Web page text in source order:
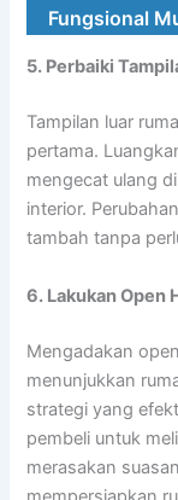
Fungsional
5. Perbaiki
Tampilan luar
pertama.
mengecat ulang
interior.
tambah tanpa
6. Lakukan Open
Mengadakan
menunjukkan
strategi yang
pembeli untuk
merasakan